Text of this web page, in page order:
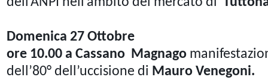
Domenica 27 Ottobre
ore 10.00 a Cassano Magnago
dell’80° dell’uccisione di Mauro Venegoni.